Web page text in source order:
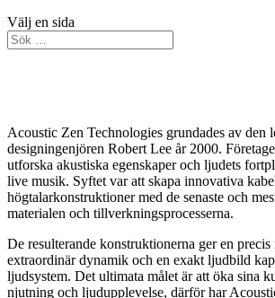
Välj en sida
Acoustic Zen Technologies grundades av den
designingenjören Robert Lee år 2000.
utforska akustiska egenskaper och ljudets
live musik. Syftet var att skapa innovativa
högtalarkonstruktioner med de senaste och
materialen och tillverkningsprocesserna.
De resulterande konstruktionerna ger en precis
extraordinär dynamik och en exakt ljudbild
ljudsystem. Det ultimata målet är att öka sina
njutning och ljudupplevelse, därför har